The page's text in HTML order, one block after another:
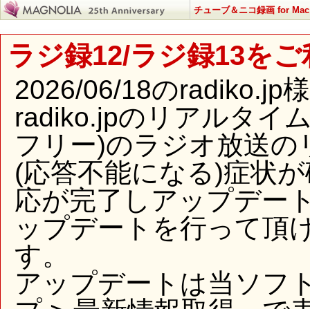
チューブ＆ニコ録画 for Mac
ラジ録12/ラジ録13を
2026/06/18のradiko.jp
radiko.jpのリアルタイ
フリー)のラジオ放送
(応答不能になる)症状
応が完了しアップデー
ップデートを行って頂
す。
アップデートは当ソフ